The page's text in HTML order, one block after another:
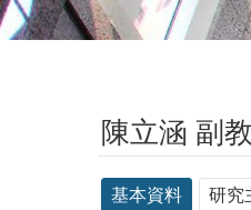
陳立涵 副
基本資料 研究